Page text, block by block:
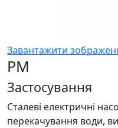
Завантажити
PM
Застосування
Сталеві електричні
перекачування води,